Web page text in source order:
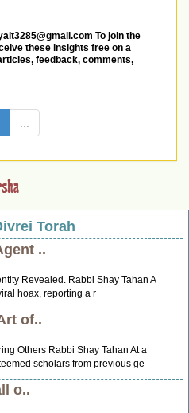
To join the
these insights free on a
feedback, comments,
Torah
..
Revealed. Rabbi Shay Tahan A
hoax, reporting a r
of..
Others Rabbi Shay Tahan At a
scholars from previous ge
o..